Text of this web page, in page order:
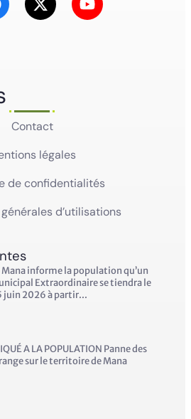
Contact
légales
de confidentialités
d’utilisations
Mana informe la population qu’un
Extraordinaire se tiendra le
juin 2026 à partir...
A LA POPULATION Panne des
sur le territoire de Mana